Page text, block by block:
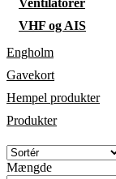
Ventilatorer
VHF og AIS
Engholm
Gavekort
Hempel produkter
Produkter
Mængde